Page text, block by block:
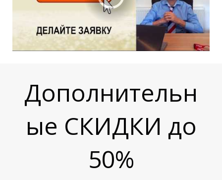
Дополнительн
ые СКИДКИ до
50%